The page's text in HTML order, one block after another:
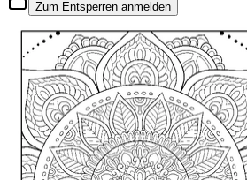
Zum Entsperren anmelden